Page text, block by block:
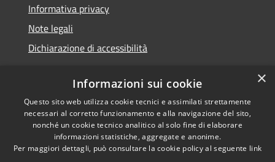
Informativa privacy
Note legali
Dichiarazione di accessibilità
RSS
Accessibilità
Cookie
Copyright © 2026 • Comune di
Santa Teresa Gallura •
Powered byMunicipium
Accesso redazione
×
Informazioni sui cookie
Questo sito web utilizza cookie tecnici e assimilati strettamente
necessari al corretto funzionamento e alla navigazione del sito,
nonché un cookie tecnico analitico al solo fine di elaborare
informazioni statistiche, aggregate e anonime.
Per maggiori dettagli, può consultare la cookie policy al seguente link